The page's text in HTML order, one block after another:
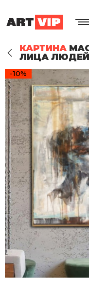
КАРТИНА
ЛИЦА ЛЮДЕЙ
-10%